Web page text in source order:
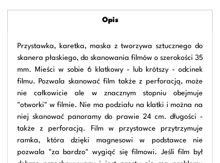
Opis
Przystawka, karetka, maska z tworzywa sztucznego do
skanera płaskiego, do skanowania filmów o szerokości 35
mm. Mieści w sobie 6 klatkowy - lub krótszy - odcinek
filmu. Pozwala skanować film także z perforacją, może
nie całkowicie ale w znacznym stopniu obejmuje
"otworki" w filmie. Nie ma podziału na klatki i można na
niej skanować panoramy do prawie 24 cm. długości -
także z perforacją. Film w przystawce przytrzymuje
ramka, która dzięki magnesowi w podstawce nie
pozwala "za bardzo" wygiąć się filmowi. Jeśli film był